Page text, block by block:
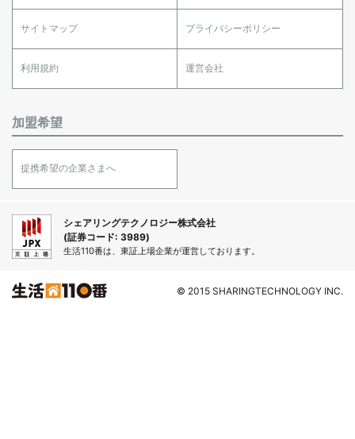
サイトマップ プライバシーポリシー
利用規約 運営会社
加盟希望
提携希望の企業さまへ
シェアリングテクノロジー株式会社
(証券コード: 3989)
生活110番は、東証上場企業が運営しております。
© 2015 SHARINGTECHNOLOGY INC.